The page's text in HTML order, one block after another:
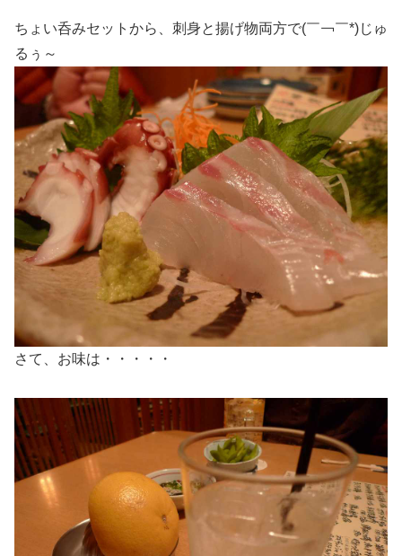
ちょい呑みセットから、刺身と揚げ物両方で(￣￢￣*)じゅ
るぅ～
さて、お味は・・・・・